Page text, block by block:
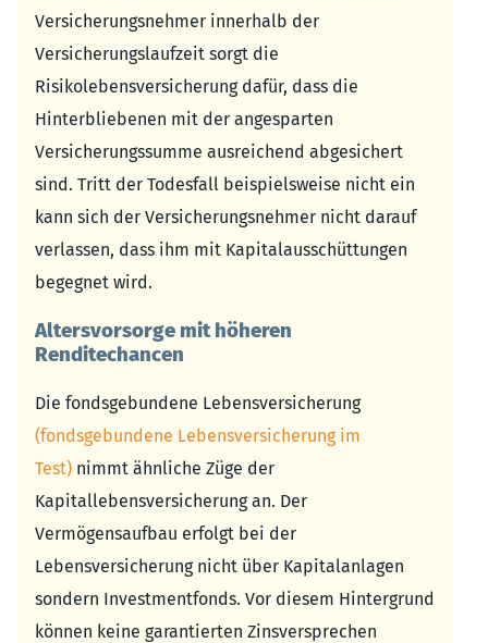
Versicherungsnehmer innerhalb der
Versicherungslaufzeit sorgt die
Risikolebensversicherung dafür, dass die
Hinterbliebenen mit der angesparten
Versicherungssumme ausreichend abgesichert
sind. Tritt der Todesfall beispielsweise nicht ein
kann sich der Versicherungsnehmer nicht darauf
verlassen, dass ihm mit Kapitalausschüttungen
begegnet wird.
Altersvorsorge mit höheren
Renditechancen
Die fondsgebundene Lebensversicherung
(fondsgebundene Lebensversicherung im
Test) nimmt ähnliche Züge der
Kapitallebensversicherung an. Der
Vermögensaufbau erfolgt bei der
Lebensversicherung nicht über Kapitalanlagen
sondern Investmentfonds. Vor diesem Hintergrund
können keine garantierten Zinsversprechen